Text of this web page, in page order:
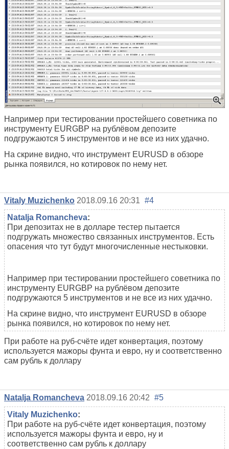
Например при тестировании простейшего советника по
инструменту EURGBP на рублёвом депозите
подгружаются 5 инструментов и не все из них удачно.
На скрине видно, что инструмент EURUSD в обзоре
рынка появился, но котировок по нему нет.
Vitaly Muzichenko 2018.09.16 20:31 #4
Natalja Romancheva:
При депозитах не в долларе тестер пытается
подгружать множество связанных инструментов. Есть
опасения что тут будут многочисленные нестыковки.
Например при тестировании простейшего советника по
инструменту EURGBP на рублёвом депозите
подгружаются 5 инструментов и не все из них удачно.
На скрине видно, что инструмент EURUSD в обзоре
рынка появился, но котировок по нему нет.
При работе на руб-счёте идет конвертация, поэтому
используется мажоры фунта и евро, ну и соответственно
сам рубль к доллару
Natalja Romancheva 2018.09.16 20:42 #5
Vitaly Muzichenko:
При работе на руб-счёте идет конвертация, поэтому
используется мажоры фунта и евро, ну и
соответственно сам рубль к доллару